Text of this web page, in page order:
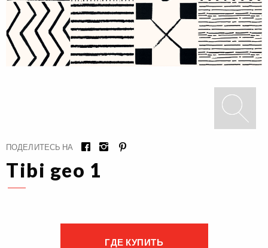
ПОДЕЛИТЕСЬ НА
Tibi geo 1
ГДЕ КУПИТЬ